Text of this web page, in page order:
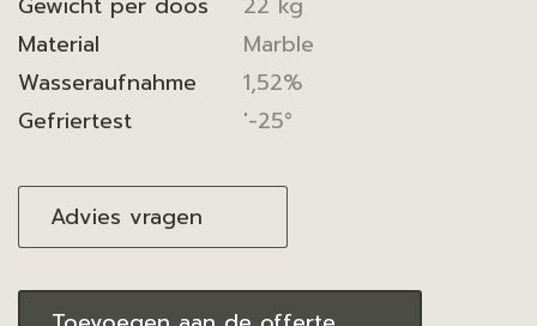
Material
Marble
Wasseraufnahme
1,52%
Gefriertest
'-25°
Advies vragen